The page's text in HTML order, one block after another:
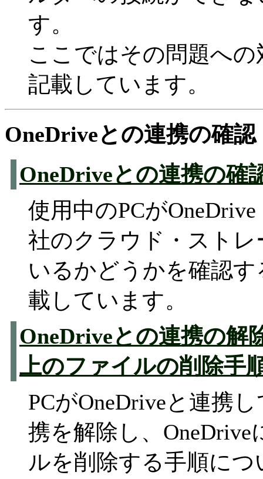
す。
ここではその問題へ
記載しています。
OneDriveとの連携の確
OneDriveとの連携の確
使用中のPCが
社のクラウド・スト
いるかどうかを確認
載しています。
OneDriveとの連携の解
上のファイルの削除手
PCがOneDriveと連携
携を解除し、
ルを削除する手順に